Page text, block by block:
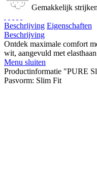
Gemakkelijk strijken
Beschrijving Eigenschaften
Beschrijving
Ontdek maximale comfort
wit, aangevuld met
Menu sluiten
Productinformatie "PURE
Pasvorm: Slim Fit